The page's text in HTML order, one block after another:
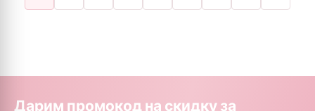
Дарим промокод на скидку за